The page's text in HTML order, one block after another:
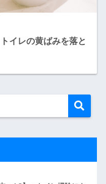
イレの黄ばみを落と